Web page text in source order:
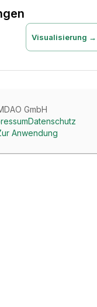
Visualisierung →
GmbH
Datenschutz
Anwendung